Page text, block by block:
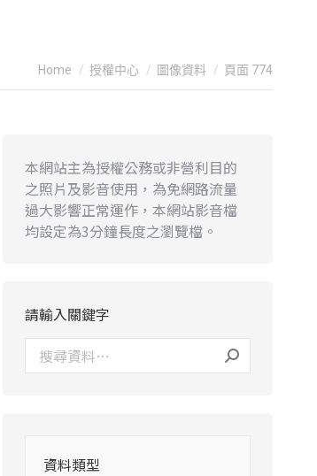
You are here:
Home 授權中心 圖像資料 頁面 774
本網站主為授權公務或非營利目的
之照片及影音使用，為免網路流量
過大影響正常運作，本網站影音檔
均設定為3分鐘長度之瀏覽檔。
請輸入關鍵字
資料類型